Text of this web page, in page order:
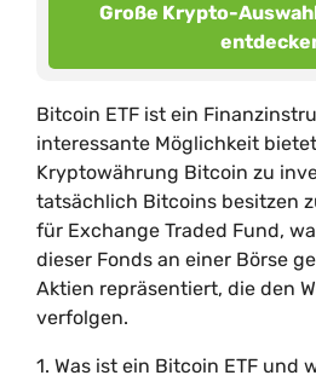
Große Krypto-
Bitcoin ETF ist ein
interessante Möglichkeit
Kryptowährung Bitcoin zu
tatsächlich Bitcoins besitzen
für Exchange Traded Fund,
dieser Fonds an einer Börse
Aktien repräsentiert, die den
verfolgen.
1. Was ist ein Bitcoin ETF und